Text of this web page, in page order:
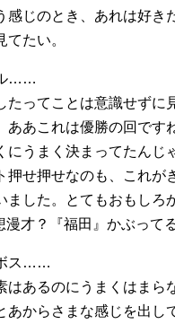
感じのとき、あれは好き
てたい。
……
たってことは意識せずに
ああこれは優勝の回です
にうまく決まってたんじ
押せ押せなのも、これが
ました。とてもおもし
漫才？『福田』かぶって
ス……
はあるのにうまくはまら
あからさまな感じを出し